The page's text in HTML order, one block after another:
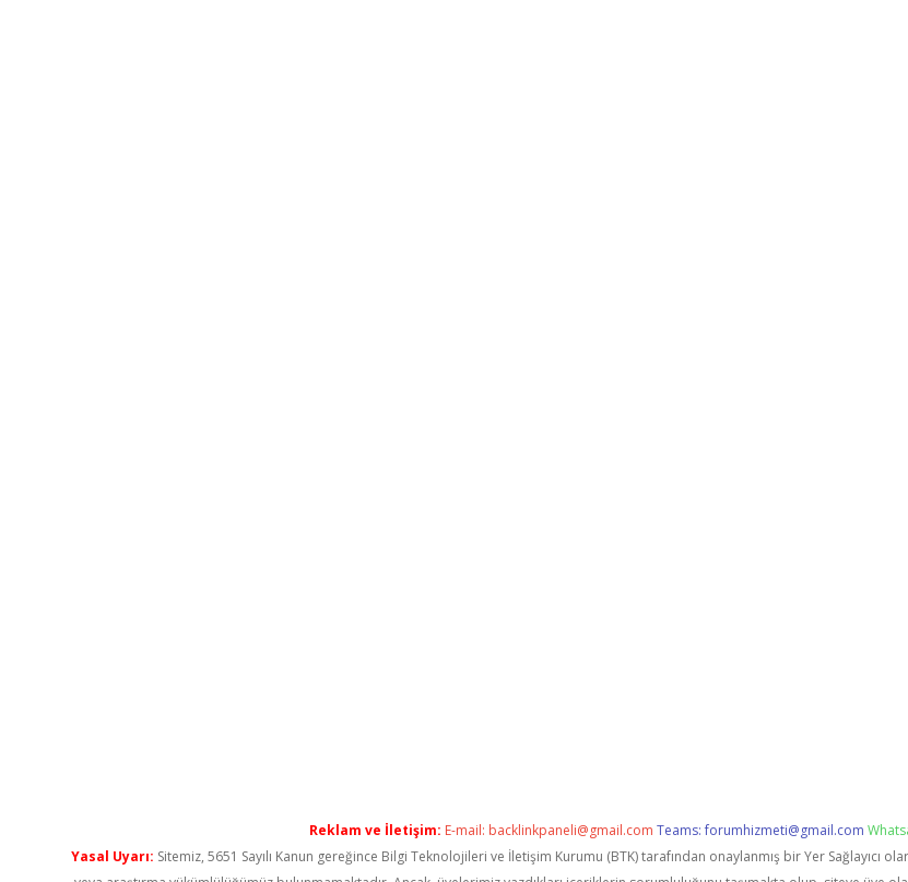
Reklam ve İletişim: E-mail: backlinkpaneli@gmail.com Teams:forumhizmeti@gmail.com
Yasal Uyarı: Sitemiz, 5651 Sayılı Kanun gereğince Bilgi Teknolojileri ve İletişim Kurumu (BTK) tarafından onaylanmış bir Yer